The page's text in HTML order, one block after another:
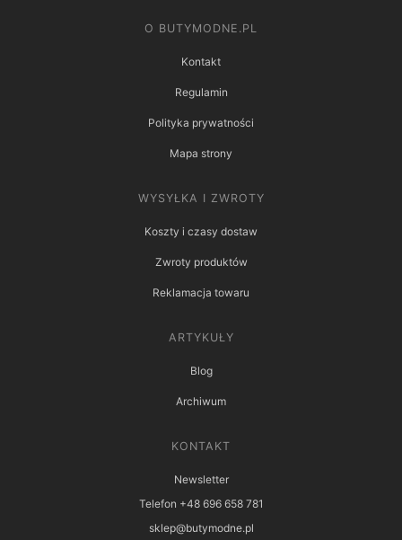
O BUTYMODNE.PL
Kontakt
Regulamin
Polityka prywatności
Mapa strony
WYSYŁKA I ZWROTY
Koszty i czasy dostaw
Zwroty produktów
Reklamacja towaru
ARTYKUŁY
Blog
Archiwum
KONTAKT
Newsletter
Telefon +48 696 658 781
sklep@butymodne.pl